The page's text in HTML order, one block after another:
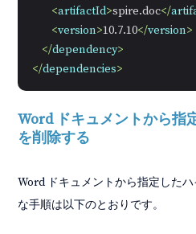
<artifactId>spire.doc</
<version>10.7.10</version>
</dependency>
</dependencies>
Word ドキュメントから指
を削除する
Word ドキュメントから指定した
な手順は以下のとおりです。